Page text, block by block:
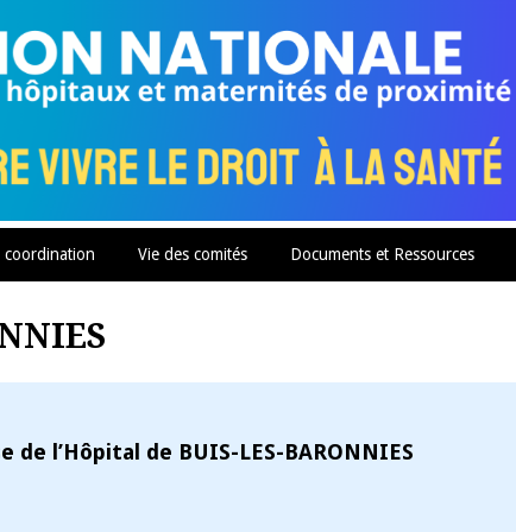
coordination Vie des comités Documents et Ressources
de l’Hôpital de BUIS-LES-BARONNIES